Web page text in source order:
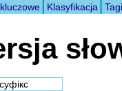
Klasyfikacja
Tagi
суфікс